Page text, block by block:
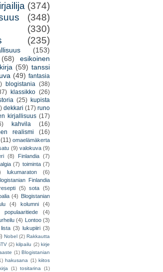
(374)
(348)
(330)
(235)
(153)
(68)
esikoinen
(59) tanssi
(49) fantasia
blogistania (38)
klassikko (26)
(25) kupista
dekkari (17) runo
kirjallisuus (17)
kahvila
(16)
realismi
(16)
(11) omaelämäkerta
(9) valokuva (9)
(8) Finlandia (7)
(7) toiminta (7)
lukumaraton
(6)
Finlandia
(5) sota (5)
(4)
Blogistanian
(4) kolumni
(4)
populaaritiede
(4)
(4) Lontoo (3)
lista (3) lukupiiri (3)
Nobel (2) Rakkautta
(2) kilpailu (2) kirje
(1) Blogistanian
hakusana (1) kiitos
(1) tositarina (1)